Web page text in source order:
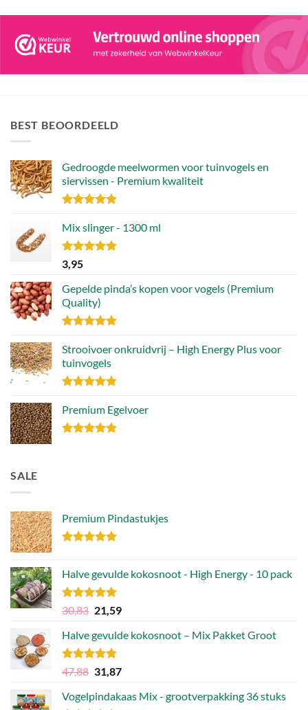
BEST BEOORDEELD
Gedroogde meelwormen voor tuinvogels en
siervissen - Premium kwaliteit
4.88uit 5
Mix slinger - 1300 ml
Gewaardeerd
4.79
3,95
Gepelde pinda’s kopen voor vogels (Premium
Quality)
4.89uit 5
Strooivoer onkruidvrij – High Energy Plus voor
tuinvogels
4.77uit 5
Premium Egelvoer
SALE
Premium Pindastukjes
Halve gevulde kokosnoot - High Energy - 10 pack
Gewaardeerd
4.92
uit 5
30,83 Oorspronkelijke
was:
30,83.
21,59Huidige
is:
Halve gevulde kokosnoot – Mix Pakket Groot
Gewaardeerd
4.75
uit 5
47,88 Oorspronkelijke
was:
31,87Huidige
is:
Vogelpindakaas Mix - grootverpakking 36 stuks